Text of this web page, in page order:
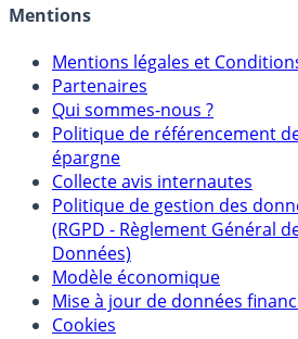
Mentions
Mentions légales et
Partenaires
Qui sommes-nous ?
Politique de référencement
épargne
Collecte avis internautes
Politique de gestion des
(RGPD - Règlement Général
Données)
Modèle économique
Mise à jour de données
Cookies